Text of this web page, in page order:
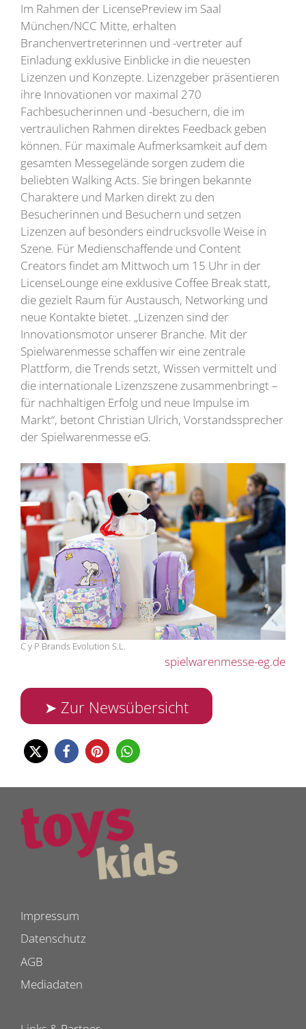
Im Rahmen der LicensePreview im Saal
München/NCC Mitte, erhalten
Branchenvertreterinnen und -vertreter auf
Einladung exklusive Einblicke in die neuesten
Lizenzen und Konzepte. Lizenzgeber präsentieren
ihre Innovationen vor maximal 270
Fachbesucherinnen und -besuchern, die im
vertraulichen Rahmen direktes Feedback geben
können. Für maximale Aufmerksamkeit auf dem
gesamten Messegelände sorgen zudem die
beliebten Walking Acts. Sie bringen bekannte
Charaktere und Marken direkt zu den
Besucherinnen und Besuchern und setzen
Lizenzen auf besonders eindrucksvolle Weise in
Szene. Für Medienschaffende und Content
Creators findet am Mittwoch um 15 Uhr in der
LicenseLounge eine exklusive Coffee Break statt,
die gezielt Raum für Austausch, Networking und
neue Kontakte bietet. „Lizenzen sind der
Innovationsmotor unserer Branche. Mit der
Spielwarenmesse schaffen wir eine zentrale
Plattform, die Trends setzt, Wissen vermittelt und
die internationale Lizenzszene zusammenbringt –
für nachhaltigen Erfolg und neue Impulse im
Markt“, betont Christian Ulrich, Vorstandssprecher
der Spielwarenmesse eG.
C y P Brands Evolution S.L.
spielwarenmesse-eg.de
➤ Zur Newsübersicht
Impressum
Datenschutz
AGB
Mediadaten